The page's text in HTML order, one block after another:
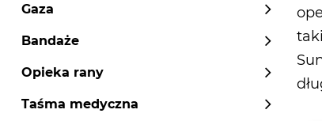
Gaza
Bandaże
Opieka rany
Taśma medyczna